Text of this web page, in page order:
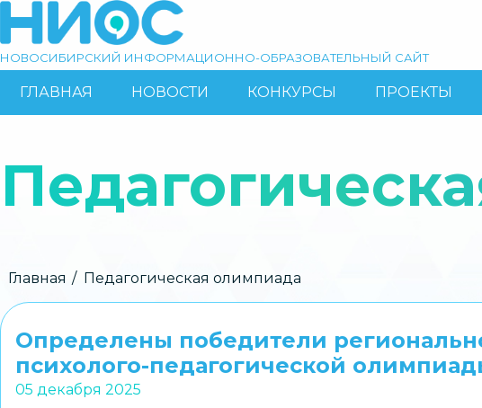
основному
Поиск
НОВОСИБИРСКИЙ ИНФОРМАЦИОННО-ОБРАЗОВАТЕЛЬНЫЙ САЙТ
ОСНОВНАЯ
ГЛАВНАЯ НОВОСТИ КОНКУРСЫ ПРОЕКТЫ
Строка
навигации
Главная Педагогическая олимпиада
Определены победители
психолого-педагогической
05 декабря 2025